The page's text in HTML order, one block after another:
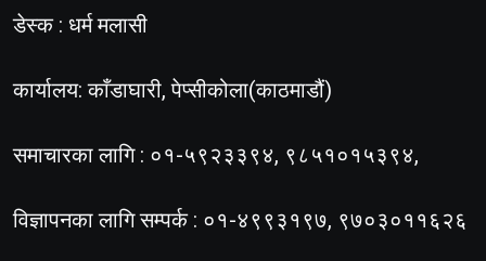
डेस्क : धर्म मलासी
कार्यालय: काँडाघारी, पेप्सीकोला(काठमाडौं)
समाचारका लागि : ०१-५९२३३९४, ९८५१०१५३९४,
विज्ञापनका लागि सम्पर्क : ०१-४९९३१९७, ९७०३०११६२६